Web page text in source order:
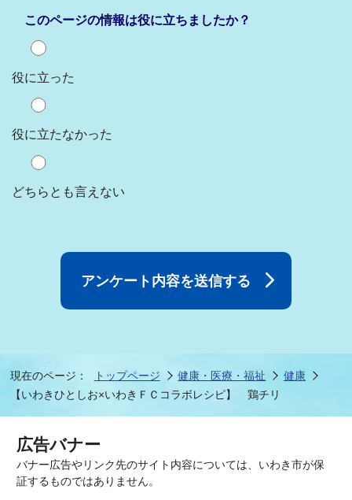
このページの情報は役に立ちましたか？
役に立った
役に立たなかった
どちらとも言えない
現在のページ： トップページ 健康・医療・福祉
健康
【いわきひとしお×いわきＦＣコラボレシピ】 鶏チリ
広告バナー
バナー広告やリンク先のサイト内容については、いわき市が保
証するものではありません。